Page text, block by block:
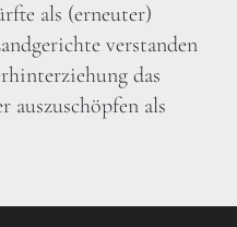
als (erneuter)
verstanden
das
auszuschöpfen als